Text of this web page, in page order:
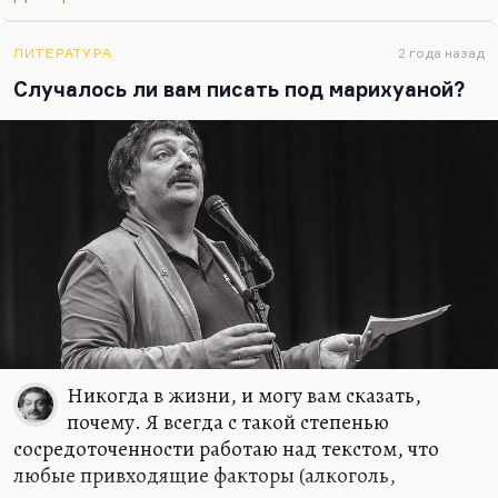
поп-культура, не лишенная ни морали, ни
находок. Безусловно, это важный человек.
Понимаете, в Советском Союзе была довольно
интеллигентная, довольно культурная попса
(хотя это нельзя назвать попсой). Вот ушел со
сцены Валерий Леонтьев. Сделал такое…
ЛИТЕРАТУРА 2 года назад
Случалось ли вам писать под марихуаной?
Никогда в жизни, и могу вам сказать,
почему. Я всегда с такой степенью
сосредоточенности работаю над текстом, что
любые привходящие факторы (алкоголь,